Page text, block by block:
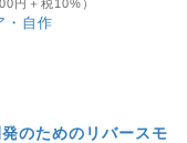
円＋税10%）
・自作
のためのリバースモ